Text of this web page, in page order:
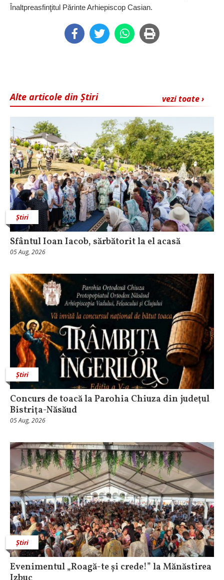
Înaltpreasfinţitul Părinte Arhiepiscop Casian.
vezi toate ›
Alte articole din Știri
Știri
Sfântul Ioan Iacob, sărbătorit la el acasă
05 Aug, 2026
Știri
​Concurs de toacă la Parohia Chiuza din judeţul
Bistriţa-Năsăud
05 Aug, 2026
Știri
Evenimentul „Roagă-te și crede!” la Mănăstirea